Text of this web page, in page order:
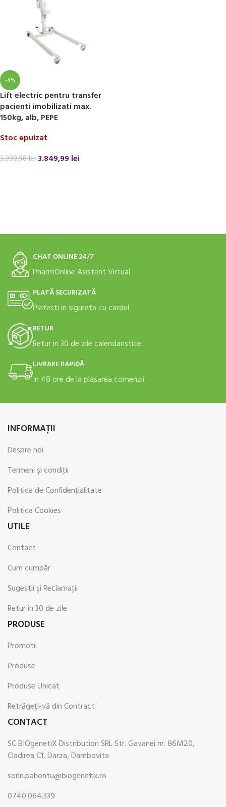
-4%
Lift electric pentru transfer
pacienti imobilizati max.
150kg, alb, PEPE
Stoc epuizat
3.999,98lei 3.849,99 lei
CHAT ONLINE 24/7
PharmOnline Asistent Virtual
PLATĂ SECURIZATĂ
Platesti in sigurata cu cardul
RETUR
Retur in 30 de zile calendaristice
LIVRARE RAPIDĂ
In 48 ore de la plasarea comenzii
INFORMAŢII
Despre noi
Termeni şi condiţii
Politica de Confidenţialitate
Politica Cookies
UTILE
Contact
Cum cumpăr
Sugestii şi Reclamaţii
Retur in 30 de zile
PRODUSE
Promotii
Produse
Produse Unicat
Retrăgeți-vă din Contract
CONTACT
SC BIOgenetiX Distribution SRL Str. Gavanei nr. 86M20,
Cladirea C1, Darza, Dambovita
sorin.pahontu@biogenetix.ro
0740.064.339